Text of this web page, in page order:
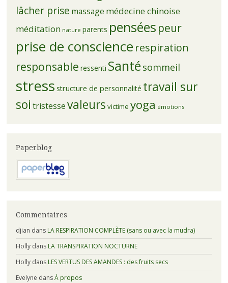
lâcher prise massage médecine chinoise
méditation nature parents pensées peur
prise de conscience respiration
responsable ressenti Santésommeil
stress structure de personnalité travail sur
soi tristessevaleurs victime yoga émotions
Paperblog
Commentaires
djian dans LA RESPIRATION COMPLÈTE (sans ou avec la mudra)
Hollydans LA TRANSPIRATION NOCTURNE
Hollydans LES VERTUS DES AMANDES : des fruits secs
Evelyne dansÀ propos